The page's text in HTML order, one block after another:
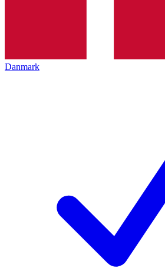
Danmark